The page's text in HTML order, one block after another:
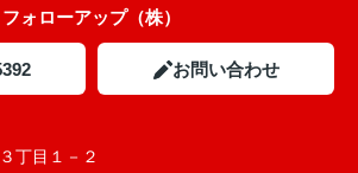
フォローアップ（株）
お問い合わせ
丁目１－２